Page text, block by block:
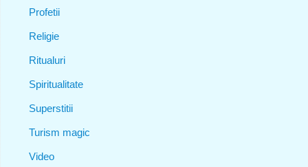
Profetii
Religie
Ritualuri
Spiritualitate
Superstitii
Turism magic
Video